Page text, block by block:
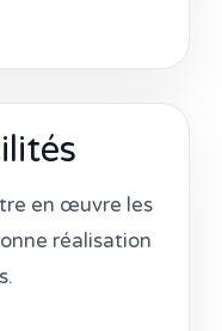
en œuvre les
réalisation